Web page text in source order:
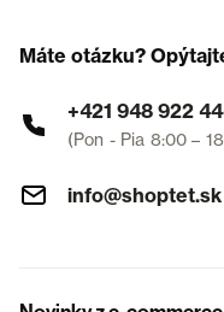
Máte otázku?
+421 948 922
(Pon - Pia 8:00 –
info@shoptet.sk